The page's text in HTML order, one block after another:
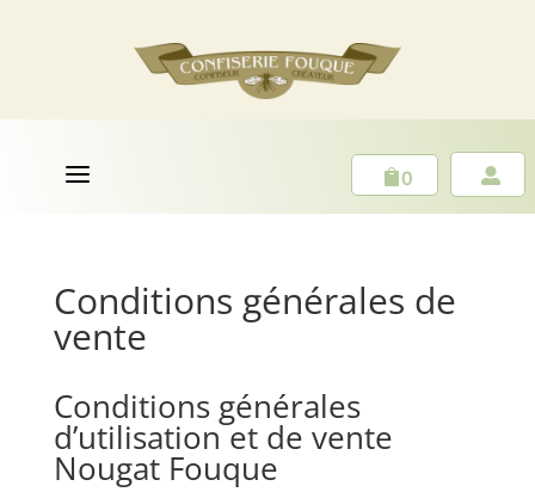
a 0 
Conditions générales de
vente
Conditions générales
d’utilisation et de vente
Nougat Fouque